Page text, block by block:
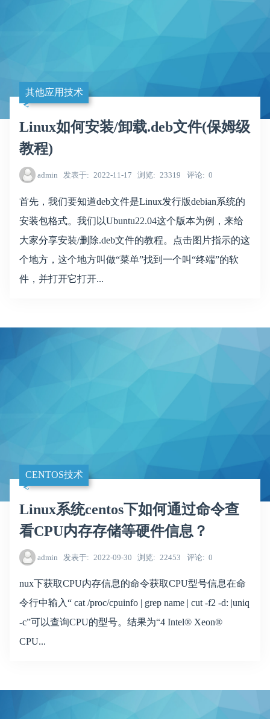
其他应用技术
Linux如何安装/卸载.deb文件(保姆级
教程)
admin 发表于 2022-11-17 浏览 23319 评论 0
首先，我们要知道deb文件是Linux发行版debian系统的
安装包格式。我们以Ubuntu22.04这个版本为例，来给
大家分享安装/删除.deb文件的教程。点击图片指示的这
个地方，这个地方叫做“菜单”找到一个叫“终端”的软
件，并打开它打开...
CENTOS技术
Linux系统centos下如何通过命令查
看CPU内存存储等硬件信息？
admin 发表于 2022-09-30 浏览 22453 评论 0
nux下获取CPU内存信息的命令获取CPU型号信息在命
令行中输入“ cat /proc/cpuinfo | grep name | cut -f2 -d: |uniq
-c”可以查询CPU的型号。结果为“4 Intel® Xeon®
CPU...